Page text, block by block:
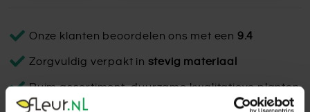
Onze klanten beoordelen ons met een 9.4
Zorgvuldig verpakt in stevig materiaal
Ruim assortiment, duurzame kwalitatieve planten